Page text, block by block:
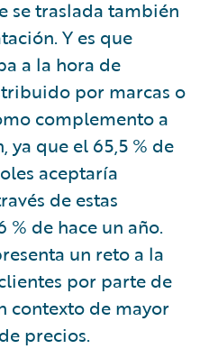
se traslada también
Y es que
a la hora de
por marcas o
complemento a
ya que el 65,5 % de
aceptaría
de estas
% de hace un año.
un reto a la
por parte de
contexto de mayor
precios.